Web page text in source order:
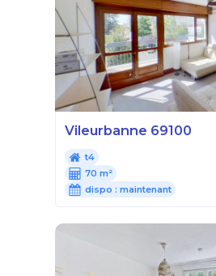
Vileurbanne 69100
t4
70 m²
dispo : maintenant